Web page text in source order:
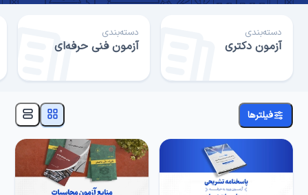
دسته‌بندی
آزمون دکتری
دسته‌بندی
آزمون فنی حرفه‌ای
فیلترها